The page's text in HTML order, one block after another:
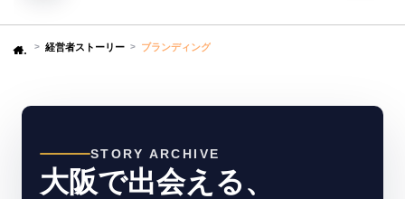
Home 経営者ストーリー ブランディング
STORY ARCHIVE
大阪で出会える、